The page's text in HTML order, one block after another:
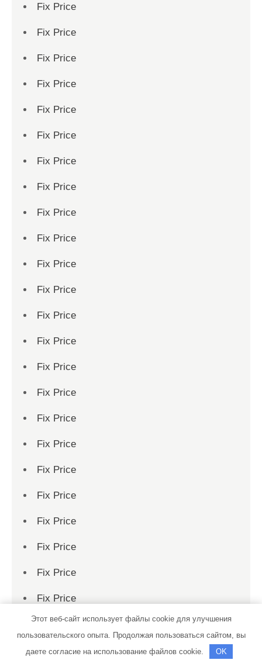
Fix Price
Fix Price
Fix Price
Fix Price
Fix Price
Fix Price
Fix Price
Fix Price
Fix Price
Fix Price
Fix Price
Fix Price
Fix Price
Fix Price
Fix Price
Fix Price
Fix Price
Fix Price
Fix Price
Fix Price
Fix Price
Fix Price
Fix Price
Fix Price
Fix Price
Fix Price
Этот веб-сайт использует файлы cookie для улучшения
пользовательского опыта. Продолжая пользоваться сайтом, вы
даете согласие на использование файлов cookie.
OK